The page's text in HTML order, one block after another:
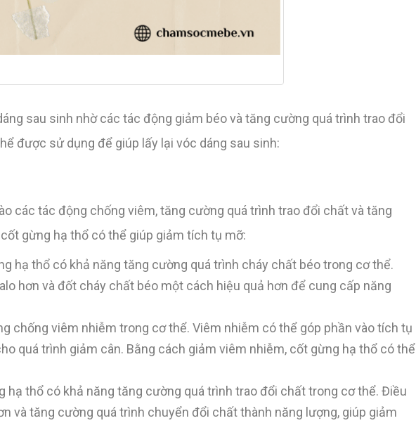
sau sinh nhờ các tác động giảm béo và tăng cường quá trình trao đổi
được sử dụng để giúp lấy lại vóc dáng sau sinh:
các tác động chống viêm, tăng cường quá trình trao đổi chất và tăng
gừng hạ thổ có thể giúp giảm tích tụ mỡ:
hạ thổ có khả năng tăng cường quá trình cháy chất béo trong cơ thể.
hơn và đốt cháy chất béo một cách hiệu quả hơn để cung cấp năng
chống viêm nhiễm trong cơ thể. Viêm nhiễm có thể góp phần vào tích tụ
quá trình giảm cân. Bằng cách giảm viêm nhiễm, cốt gừng hạ thổ có thể
hạ thổ có khả năng tăng cường quá trình trao đổi chất trong cơ thể. Điều
và tăng cường quá trình chuyển đổi chất thành năng lượng, giúp giảm